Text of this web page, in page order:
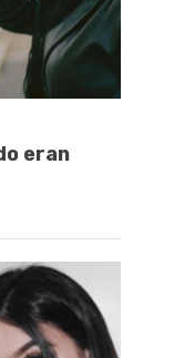
eran